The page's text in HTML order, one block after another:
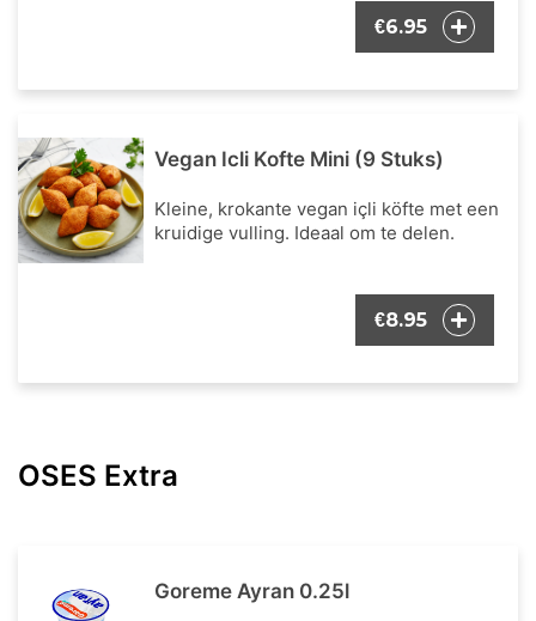
€6.95
Vegan Icli Kofte Mini (9 Stuks)
Kleine, krokante vegan içli köfte met een
kruidige vulling. Ideaal om te delen.
€8.95
OSES Extra
Goreme Ayran 0.25l